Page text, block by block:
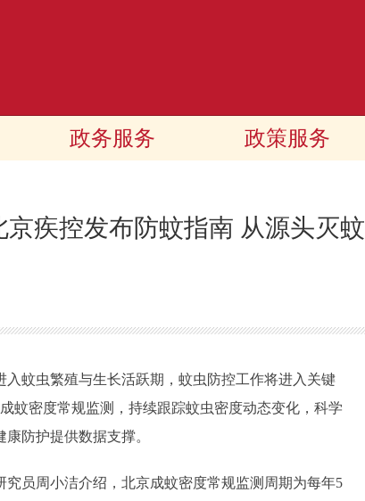
政务服务 政策服务
疾控发布防蚊指南 从源头灭蚊
蚊虫繁殖与生长活跃期，蚊虫防控工作将进入关键
蚊密度常规监测，持续跟踪蚊虫密度动态变化，科学
防护提供数据支撑。
员周小洁介绍，北京成蚊密度常规监测周期为每年5